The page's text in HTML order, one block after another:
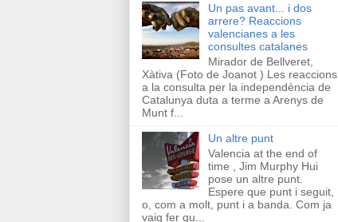
Un pas avant... i dos
arrere? Reaccions
valencianes a les
consultes catalanes
Mirador de Bellveret,
Xàtiva (Foto de Joanot ) Les reaccions
a la consulta per la independència de
Catalunya duta a terme a Arenys de
Munt f...
Un altre punt
Valencia at the end of
time , Jim Murphy Hui
pose un altre punt.
Espere que punt i seguit,
o, com a molt, punt i a banda. Com ja
vaig fer qu...